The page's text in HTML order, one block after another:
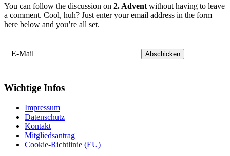
You can follow the discussion on 2. Adventwithout having to leave
a comment. Cool, huh? Just enter your email address in the form
here below and you’re all set.
E-Mail
Wichtige Infos
Impressum
Datenschutz
Kontakt
Mitgliedsantrag
Cookie-Richtlinie (EU)